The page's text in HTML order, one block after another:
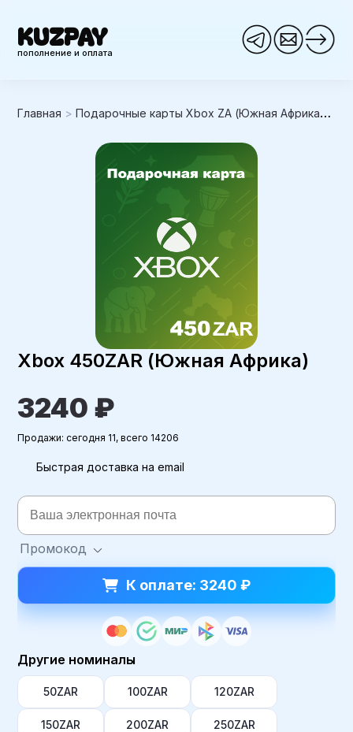
KUZPAY
пополнение и оплата
Главная >Подарочные карты Xbox ZA (Южная Африка) >
Xbox 450ZAR (Южная Африка)
3240 ₽
Продажи: сегодня 11, всего 14206
Быстрая доставка на email
Промокод
К оплате: 3240 ₽
Другие номиналы
50ZAR 100ZAR 120ZAR
150ZAR 200ZAR 250ZAR